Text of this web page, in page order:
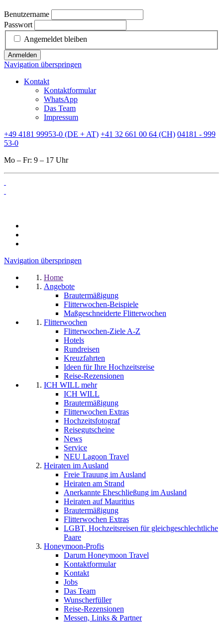
Benutzername
Passwort
Angemeldet bleiben
Anmelden
Navigation überspringen
Kontakt
Kontaktformular
WhatsApp
Das Team
Impressum
+49 4181 99953-0 (DE + AT) +41 32 661 00 64 (CH) 04181 - 999
53-0
Mo – Fr: 9 – 17 Uhr
Navigation überspringen
Home
Angebote
Brautermäßigung
Flitterwochen-Beispiele
Maßgeschneiderte Flitterwochen
Flitterwochen
Flitterwochen-Ziele A-Z
Hotels
Rundreisen
Kreuzfahrten
Ideen für Ihre Hochzeitsreise
Reise-Rezensionen
ICH WILL mehr
ICH WILL
Brautermäßigung
Flitterwochen Extras
Hochzeitsfotograf
Reisegutscheine
News
Service
NEU Lagoon Travel
Heiraten im Ausland
Freie Trauung im Ausland
Heiraten am Strand
Anerkannte Eheschließung im Ausland
Heiraten auf Mauritius
Brautermäßigung
Flitterwochen Extras
LGBT, Hochzeitsreisen für gleichgeschlechtliche
Paare
Honeymoon-Profis
Darum Honeymoon Travel
Kontaktformular
Kontakt
Jobs
Das Team
Wunscherfüller
Reise-Rezensionen
Messen, Links & Partner